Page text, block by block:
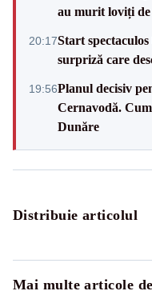
au murit loviți
20:17Start
surpriză care
19:56Planul decisiv
Cernavodă.
Dunăre
Distribuie articolul
Mai multe articole